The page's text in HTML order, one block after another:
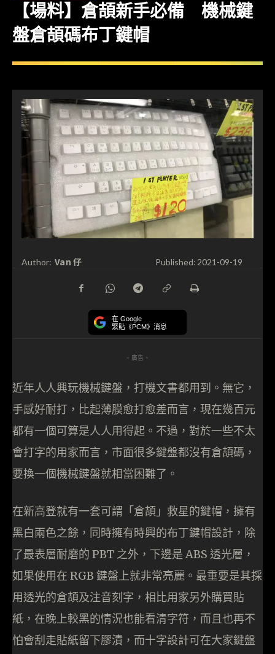
【場料】倉頡新手必備 機械鍵
盤倉頡碼布丁鍵帽
Author: Van 仔 Published:2021-09-19
在 Google
緊貼《PCM》消息
- 廣告 -
近年人人興玩機械鍵盤，打機文書都用到。無它，
手感好耐打，比起薄膜愈打愈差而言，現在幾百元
都有一個可算是人人用得起。不過，對於一些不太
會打字的用家而言，市面很多鍵盤都沒有倉頡碼，
要換一個機械鍵盤就相當困難了。
在新高登就有一套可謂「倉頡」救星的鍵帽，擁有
黑白兩色之餘，同時擁有時興的布丁鍵帽設計，除
了最表層耐磨的 PBT 之外，下邊是 ABS 透光層，
如果使用在 RGB 鍵盤上就非常亮麗。最重要是其採
用透光的倉頡及注音刻字，相比用家另外購買貼
紙，在晚上較黑的情況也能看清字符，而且也再不
怕會刮走貼紙留下膠漬，而十字設計可在大家鍵盤